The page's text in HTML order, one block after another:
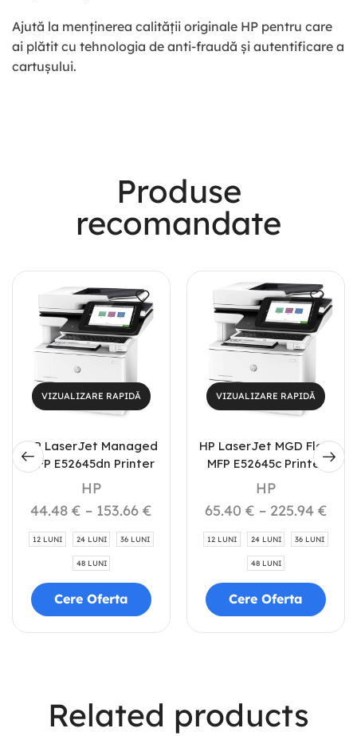
Ajută la menținerea calității originale HP pentru care
ai plătit cu tehnologia de anti-fraudă și autentificare a
cartușului.
Powerbank
Shop Now
Produse
recomandate
VIZUALIZARE RAPIDĂ
HP LaserJet Managed
MFP E52645dn Printer
HP
44.48 € – 153.66 €
12 LUNI 24 LUNI 36 LUNI
48 LUNI
Cere Oferta
VIZUALIZARE RAPIDĂ
HP LaserJet MGD Flow
MFP E52645c Printer
HP
65.40 € – 225.94 €
12 LUNI 24 LUNI 36 LUNI
48 LUNI
Cere Oferta
Related products